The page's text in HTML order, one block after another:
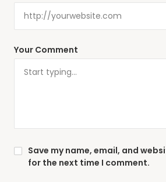
Your Comment
Save my name, email, and
for the next time I comment.